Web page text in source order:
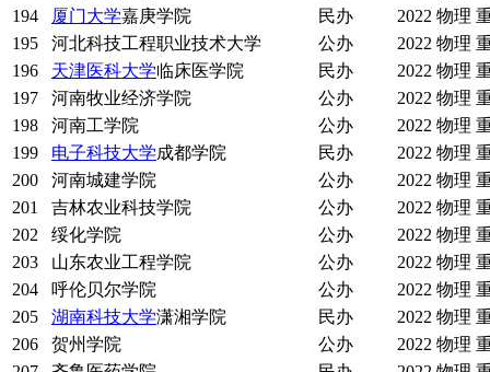
194
厦门大学嘉庚学院 民办 2022 物理
195
河北科技工程职业技术大学 公办 2022 物理
196
天津医科大学临床医学院 民办 2022 物理
197
河南牧业经济学院 公办 2022 物理
198
河南工学院 公办 2022 物理
199
电子科技大学成都学院 民办 2022 物理
200
河南城建学院 公办 2022 物理
201
吉林农业科技学院 公办 2022 物理
202
绥化学院 公办 2022 物理
203
山东农业工程学院 公办 2022 物理
204
呼伦贝尔学院 公办 2022 物理
205
湖南科技大学潇湘学院 民办 2022 物理
206
贺州学院 公办 2022 物理